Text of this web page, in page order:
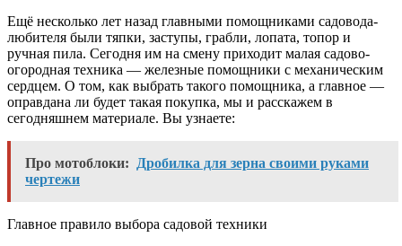
Ещё несколько лет назад главными помощниками садовода-
любителя были тяпки, заступы, грабли, лопата, топор и
ручная пила. Сегодня им на смену приходит малая садово-
огородная техника — железные помощники с механическим
сердцем. О том, как выбрать такого помощника, а главное —
оправдана ли будет такая покупка, мы и расскажем в
сегодняшнем материале. Вы узнаете:
Про мотоблоки: Дробилка для зерна своими руками
чертежи
Главное правило выбора садовой техники